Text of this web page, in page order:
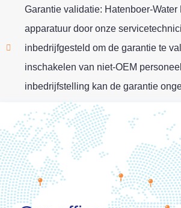
Garantie validatie: Hatenboer-Water
apparatuur door onze
inbedrijfgesteld om de garantie te
inschakelen van niet-OEM
inbedrijfstelling kan de garantie